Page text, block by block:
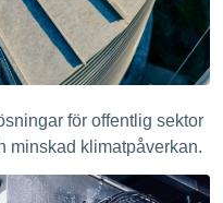
för offentlig sektor
minskad klimatpåverkan.